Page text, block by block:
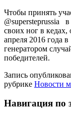
Чтобы принять
@supersteprussia
своих ног в кедах,
апреля 2016 года
генератором
победителей.
Запись
рубрике Новости
Навигация по